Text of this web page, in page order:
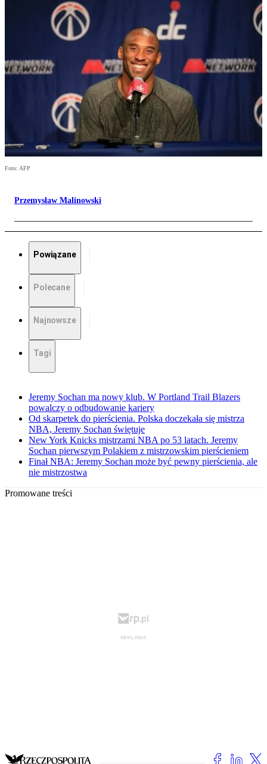
Foto: AFP
Przemysław Malinowski
Powiązane
Polecane
Najnowsze
Tagi
Jeremy Sochan ma nowy klub. W Portland Trail Blazers
powalczy o odbudowanie kariery
Od skarpetek do pierścienia. Polska doczekała się mistrza
NBA, Jeremy Sochan świętuje
New York Knicks mistrzami NBA po 53 latach. Jeremy
Sochan pierwszym Polakiem z mistrzowskim pierścieniem
Finał NBA: Jeremy Sochan może być pewny pierścienia, ale
nie mistrzostwa
Promowane treści